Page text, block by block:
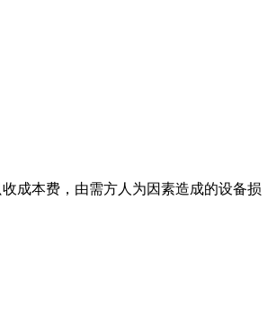
成本费，由需方人为因素造成的设备损